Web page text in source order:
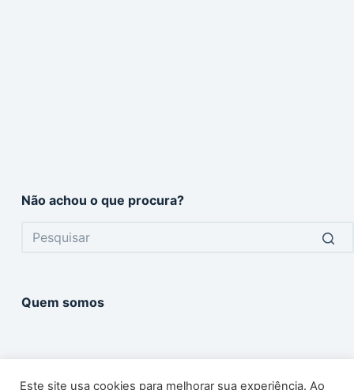
Não achou o que procura?
Quem somos
Este site usa cookies para melhorar sua experiência. Ao